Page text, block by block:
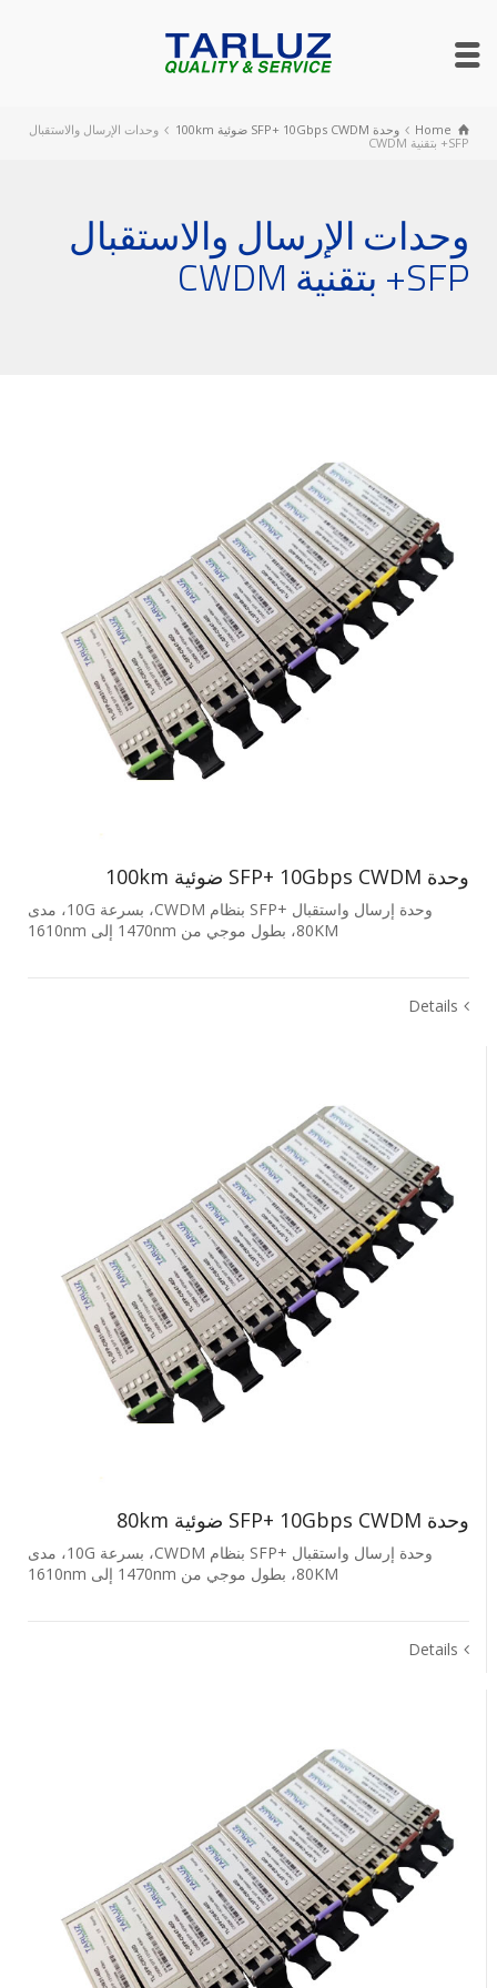
Home وحدة SFP+ ‎10Gbps‎ ‎CWDM‎ ضوئية ‎100km‎
وحدات الإرسال والاستقبال
SFP+ بتقنية CWDM
وحدات الإرسال والاستقبال
SFP+ بتقنية CWDM
وحدة SFP+ ‎10Gbps‎ ‎CWDM‎ ضوئية ‎100km‎
وحدة إرسال واستقبال +SFP بنظام CWDM، بسرعة 10G، مدى
80KM، بطول موجي من 1470nm إلى 1610nm
Details
وحدة SFP+ ‎10Gbps‎ ‎CWDM‎ ضوئية ‎80km‎
وحدة إرسال واستقبال +SFP بنظام CWDM، بسرعة 10G، مدى
80KM، بطول موجي من 1470nm إلى 1610nm
Details